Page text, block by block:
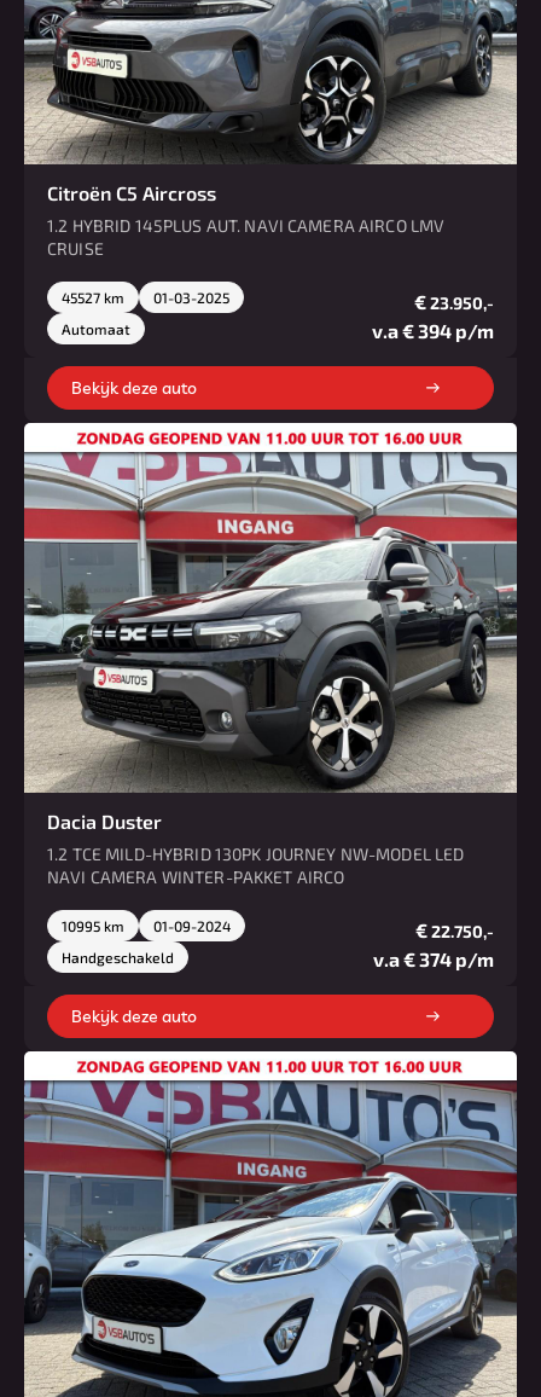
Citroën C5 Aircross
1.2 HYBRID 145PLUS AUT. NAVI CAMERA AIRCO LMV
CRUISE
45527 km
01-03-2025
Automaat
€23.950,-
v.a € 394 p/m
Bekijk deze auto
Dacia Duster
1.2 TCE MILD-HYBRID 130PK JOURNEY NW-MODEL LED
NAVI CAMERA WINTER-PAKKET AIRCO
10995 km
01-09-2024
Handgeschakeld
€22.750,-
v.a € 374 p/m
Bekijk deze auto